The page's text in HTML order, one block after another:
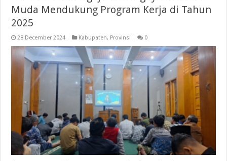
Muda Mendukung Program Kerja di Tahun
2025
28 December 2024 Kabupaten, Provinsi 0